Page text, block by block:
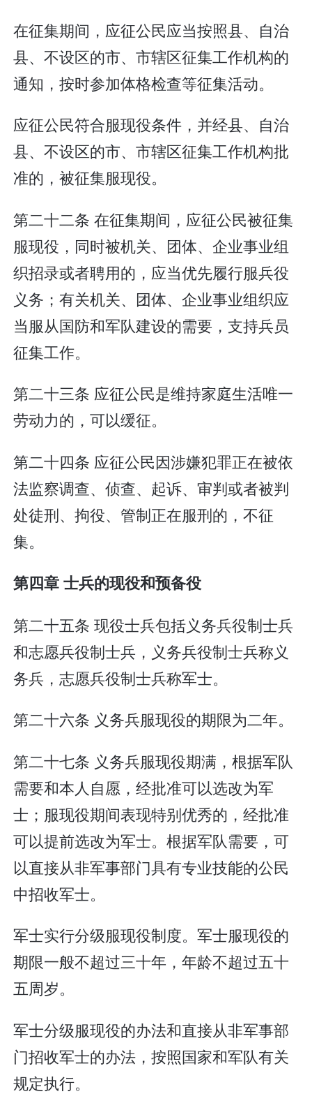
在征集期间，应征公民应当按照县、自治
县、不设区的市、市辖区征集工作机构的
通知，按时参加体格检查等征集活动。
应征公民符合服现役条件，并经县、自治
县、不设区的市、市辖区征集工作机构批
准的，被征集服现役。
第二十二条 在征集期间，应征公民被征集
服现役，同时被机关、团体、企业事业组
织招录或者聘用的，应当优先履行服兵役
义务；有关机关、团体、企业事业组织应
当服从国防和军队建设的需要，支持兵员
征集工作。
第二十三条 应征公民是维持家庭生活唯一
劳动力的，可以缓征。
第二十四条 应征公民因涉嫌犯罪正在被依
法监察调查、侦查、起诉、审判或者被判
处徒刑、拘役、管制正在服刑的，不征
集。
第四章 士兵的现役和预备役
第二十五条 现役士兵包括义务兵役制士兵
和志愿兵役制士兵，义务兵役制士兵称义
务兵，志愿兵役制士兵称军士。
第二十六条 义务兵服现役的期限为二年。
第二十七条 义务兵服现役期满，根据军队
需要和本人自愿，经批准可以选改为军
士；服现役期间表现特别优秀的，经批准
可以提前选改为军士。根据军队需要，可
以直接从非军事部门具有专业技能的公民
中招收军士。
军士实行分级服现役制度。军士服现役的
期限一般不超过三十年，年龄不超过五十
五周岁。
军士分级服现役的办法和直接从非军事部
门招收军士的办法，按照国家和军队有关
规定执行。